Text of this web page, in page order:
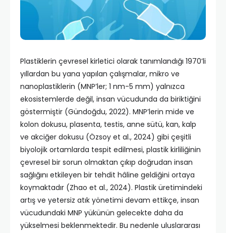
Plastiklerin çevresel kirletici olarak tanımlandığı 1970’li
yıllardan bu yana yapılan çalışmalar, mikro ve
nanoplastiklerin (MNP’ler; 1 nm-5 mm) yalnızca
ekosistemlerde değil, insan vücudunda da biriktiğini
göstermiştir (Gündoğdu, 2022). MNP’lerin mide ve
kolon dokusu, plasenta, testis, anne sütü, kan, kalp
ve akciğer dokusu (Özsoy et al., 2024) gibi çeşitli
biyolojik ortamlarda tespit edilmesi, plastik kirliliğinin
çevresel bir sorun olmaktan çıkıp doğrudan insan
sağlığını etkileyen bir tehdit hâline geldiğini ortaya
koymaktadır (Zhao et al., 2024). Plastik üretimindeki
artış ve yetersiz atık yönetimi devam ettikçe, insan
vücudundaki MNP yükünün gelecekte daha da
yükselmesi beklenmektedir. Bu nedenle uluslararası